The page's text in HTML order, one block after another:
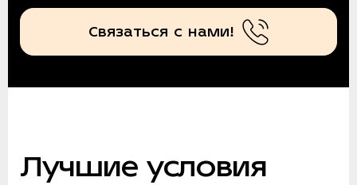
Связаться с нами!
Лучшие условия